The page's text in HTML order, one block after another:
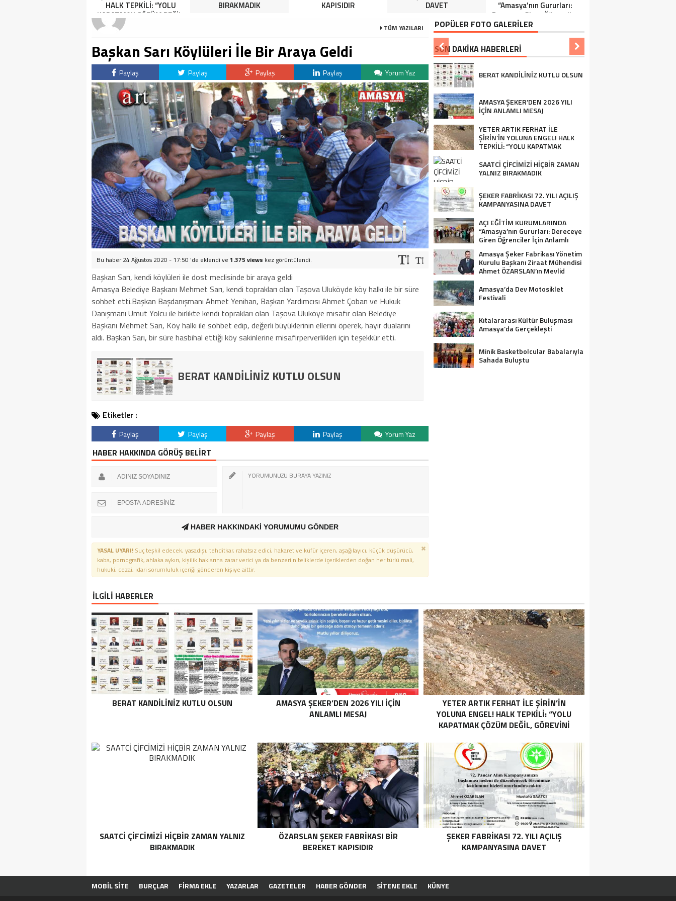
HALK TEPKİLİ: “YOLU
KAPATMAK ÇÖZÜM DEĞİL,
GÖREVİNİ YAP!”
BIRAKMADIK
KAPISIDIR
DAVET
“Amasya’nın Gururları:
Dereceye Giren Öğrenciler
İçin Anlamlı Tören”
TÜM YAZILARI
Başkan Sarı Köylüleri İle Bir Araya Geldi
Paylaş Paylaş Paylaş Paylaş Yorum Yaz
Bu haber 24 Ağustos 2020 - 17:50 'de eklendi ve 1.375 views kez görüntülendi.
Başkan Sarı, kendi köylüleri ile dost meclisinde bir araya geldi
Amasya Belediye Başkanı Mehmet Sarı, kendi toprakları olan Taşova Uluköyde köy halkı ile bir süre
sohbet etti.Başkan Başdanışmanı Ahmet Yenihan, Başkan Yardımcısı Ahmet Çoban ve Hukuk
Danışmanı Umut Yolcu ile birlikte kendi toprakları olan Taşova Uluköye misafir olan Belediye
Başkanı Mehmet Sarı, Köy halkı ile sohbet edip, değerli büyüklerinin ellerini öperek, hayır dualarını
aldı. Başkan Sarı, bir süre hasbihal ettiği köy sakinlerine misafirperverlikleri için teşekkür etti.
BERAT KANDİLİNİZ KUTLU OLSUN
Etiketler :
Paylaş Paylaş Paylaş Paylaş Yorum Yaz
HABER HAKKINDA GÖRÜŞ BELİRT
HABER HAKKINDAKİ YORUMUMU GÖNDER
YASAL UYARI! Suç teşkil edecek, yasadışı, tehditkar, rahatsız edici, hakaret ve küfür içeren, aşağılayıcı, küçük düşürücü,
kaba, pornografik, ahlaka aykırı, kişilik haklarına zarar verici ya da benzeri niteliklerde içeriklerden doğan her türlü mali,
hukuki, cezai, idari sorumluluk içeriği gönderen kişiye aittir.
POPÜLER FOTO GALERİLER
SON DAKİKA HABERLERİ
BERAT KANDİLİNİZ KUTLU OLSUN
AMASYA ŞEKER’DEN 2026 YILI
İÇİN ANLAMLI MESAJ
YETER ARTIK FERHAT İLE
ŞİRİN’İN YOLUNA ENGEL! HALK
TEPKİLİ: “YOLU KAPATMAK
SAATCİ ÇİFCİMİZİ HİÇBİR ZAMAN
YALNIZ BIRAKMADIK
ŞEKER FABRİKASI 72. YILI AÇILIŞ
KAMPANYASINA DAVET
AÇI EĞİTİM KURUMLARINDA
“Amasya’nın Gururları: Dereceye
Giren Öğrenciler İçin Anlamlı
Amasya Şeker Fabrikası Yönetim
Kurulu Başkanı Ziraat Mühendisi
Ahmet ÖZARSLAN’ın Mevlid
Amasya’da Dev Motosiklet
Festivali
Kıtalararası Kültür Buluşması
Amasya’da Gerçekleşti
Minik Basketbolcular Babalarıyla
Sahada Buluştu
İLGİLİ HABERLER
BERAT KANDİLİNİZ KUTLU OLSUN
AMASYA ŞEKER’DEN 2026 YILI İÇİN
ANLAMLI MESAJ
YETER ARTIK FERHAT İLE ŞİRİN’İN
YOLUNA ENGEL! HALK TEPKİLİ: “YOLU
KAPATMAK ÇÖZÜM DEĞİL, GÖREVİNİ
SAATCİ ÇİFCİMİZİ HİÇBİR ZAMAN YALNIZ
BIRAKMADIK
ÖZARSLAN ŞEKER FABRİKASI BİR
BEREKET KAPISIDIR
ŞEKER FABRİKASI 72. YILI AÇILIŞ
KAMPANYASINA DAVET
MOBİL SİTE BURÇLAR FİRMA EKLE YAZARLAR GAZETELER HABER GÖNDER SİTENE EKLE KÜNYE